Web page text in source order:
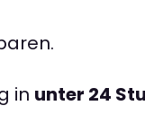
in unter 24